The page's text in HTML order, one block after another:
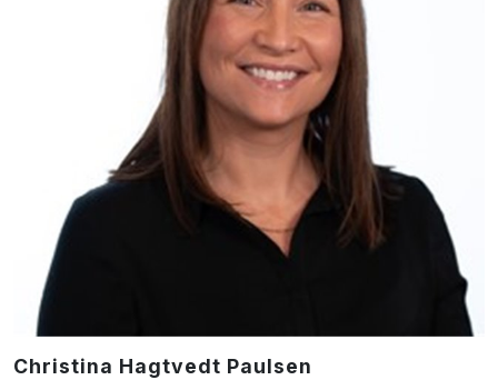
Christina Hagtvedt Paulsen​